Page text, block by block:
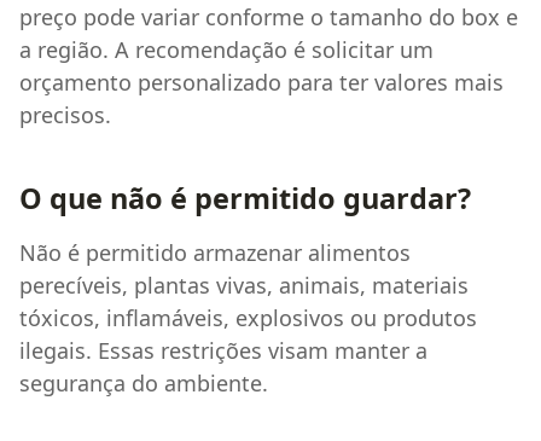
preço pode variar conforme o tamanho do box e
a região. A recomendação é solicitar um
orçamento personalizado para ter valores mais
precisos.
O que não é permitido guardar?
Não é permitido armazenar alimentos
perecíveis, plantas vivas, animais, materiais
tóxicos, inflamáveis, explosivos ou produtos
ilegais. Essas restrições visam manter a
segurança do ambiente.